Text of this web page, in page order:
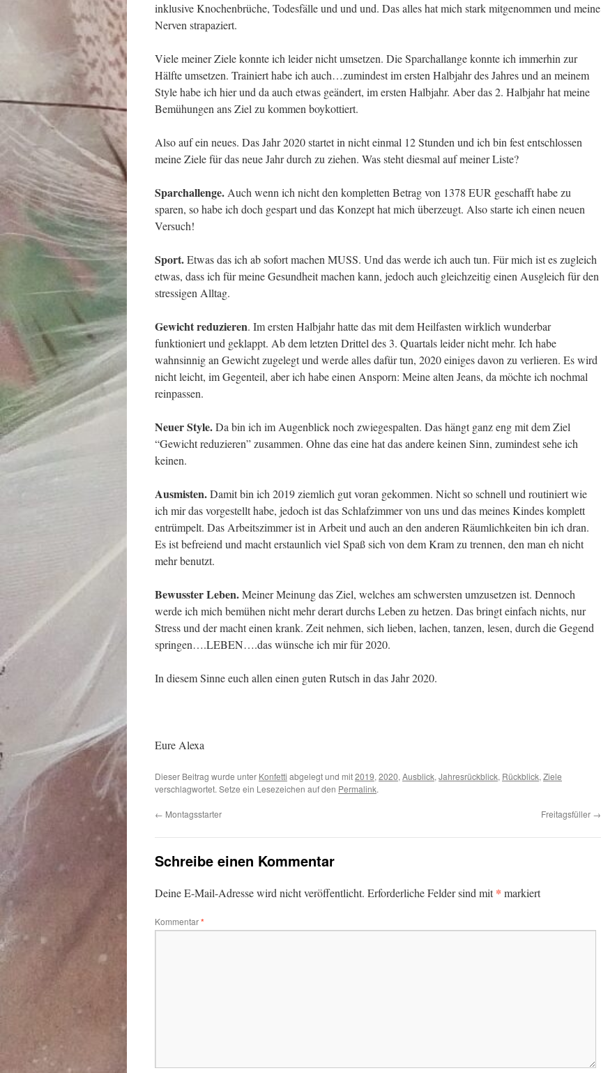
inklusive Knochenbrüche, Todesfälle und und und. Das alles hat mich stark mitgenommen und meine
Nerven strapaziert.
Viele meiner Ziele konnte ich leider nicht umsetzen. Die Sparchallange konnte ich immerhin zur
Hälfte umsetzen. Trainiert habe ich auch…zumindest im ersten Halbjahr des Jahres und an meinem
Style habe ich hier und da auch etwas geändert, im ersten Halbjahr. Aber das 2. Halbjahr hat meine
Bemühungen ans Ziel zu kommen boykottiert.
Also auf ein neues. Das Jahr 2020 startet in nicht einmal 12 Stunden und ich bin fest entschlossen
meine Ziele für das neue Jahr durch zu ziehen. Was steht diesmal auf meiner Liste?
Sparchallenge. Auch wenn ich nicht den kompletten Betrag von 1378 EUR geschafft habe zu
sparen, so habe ich doch gespart und das Konzept hat mich überzeugt. Also starte ich einen neuen
Versuch!
Sport.Etwas das ich ab sofort machen MUSS. Und das werde ich auch tun. Für mich ist es zugleich
etwas, dass ich für meine Gesundheit machen kann, jedoch auch gleichzeitig einen Ausgleich für den
stressigen Alltag.
Gewicht reduzieren. Im ersten Halbjahr hatte das mit dem Heilfasten wirklich wunderbar
funktioniert und geklappt. Ab dem letzten Drittel des 3. Quartals leider nicht mehr. Ich habe
wahnsinnig an Gewicht zugelegt und werde alles dafür tun, 2020 einiges davon zu verlieren. Es wird
nicht leicht, im Gegenteil, aber ich habe einen Ansporn: Meine alten Jeans, da möchte ich nochmal
reinpassen.
Neuer Style.Da bin ich im Augenblick noch zwiegespalten. Das hängt ganz eng mit dem Ziel
“Gewicht reduzieren” zusammen. Ohne das eine hat das andere keinen Sinn, zumindest sehe ich
keinen.
Ausmisten.Damit bin ich 2019 ziemlich gut voran gekommen. Nicht so schnell und routiniert wie
ich mir das vorgestellt habe, jedoch ist das Schlafzimmer von uns und das meines Kindes komplett
entrümpelt. Das Arbeitszimmer ist in Arbeit und auch an den anderen Räumlichkeiten bin ich dran.
Es ist befreiend und macht erstaunlich viel Spaß sich von dem Kram zu trennen, den man eh nicht
mehr benutzt.
Bewusster Leben.Meiner Meinung das Ziel, welches am schwersten umzusetzen ist. Dennoch
werde ich mich bemühen nicht mehr derart durchs Leben zu hetzen. Das bringt einfach nichts, nur
Stress und der macht einen krank. Zeit nehmen, sich lieben, lachen, tanzen, lesen, durch die Gegend
springen….LEBEN….das wünsche ich mir für 2020.
In diesem Sinne euch allen einen guten Rutsch in das Jahr 2020.
Eure Alexa
Dieser Beitrag wurde unter Konfetti abgelegt und mit2019, 2020, Ausblick, Jahresrückblick, Rückblick, Ziele
verschlagwortet. Setze ein Lesezeichen auf den Permalink.
← Montagsstarter Freitagsfüller →
Schreibe einen Kommentar
Deine E-Mail-Adresse wird nicht veröffentlicht. Erforderliche Felder sind mit* markiert
Kommentar*